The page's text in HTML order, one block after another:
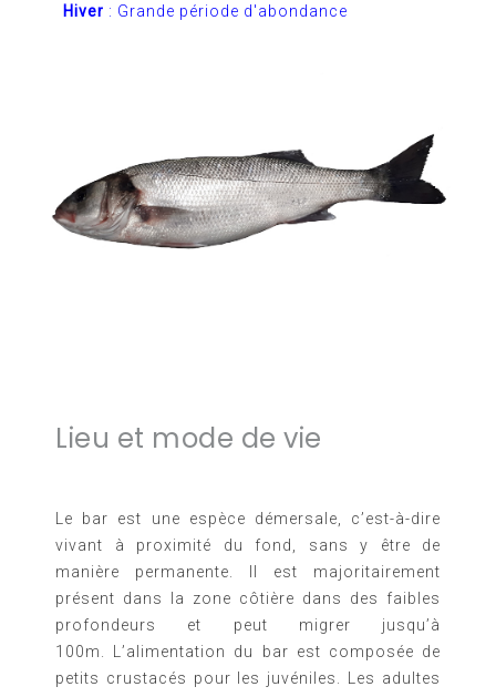
Hiver : Grande période d'abondance
Lieu et mode de vie
Le bar est une espèce démersale, c’est-à-dire
vivant à proximité du fond, sans y être de
manière permanente. Il est majoritairement
présent dans la zone côtière dans des faibles
profondeurs et peut migrer jusqu’à
100m.
L’alimentation du bar est composée de
petits crustacés pour les juvéniles. Les adultes